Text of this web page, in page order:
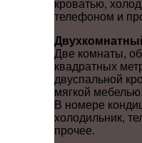
кроватью,
телефоном и
Две комнаты,
квадратных
двуспальной
мягкой мебелью.
В номере
холодильник,
прочее.